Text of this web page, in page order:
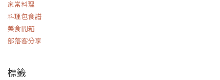
家常料理
料理包食譜
美食開箱
部落客分享
標籤